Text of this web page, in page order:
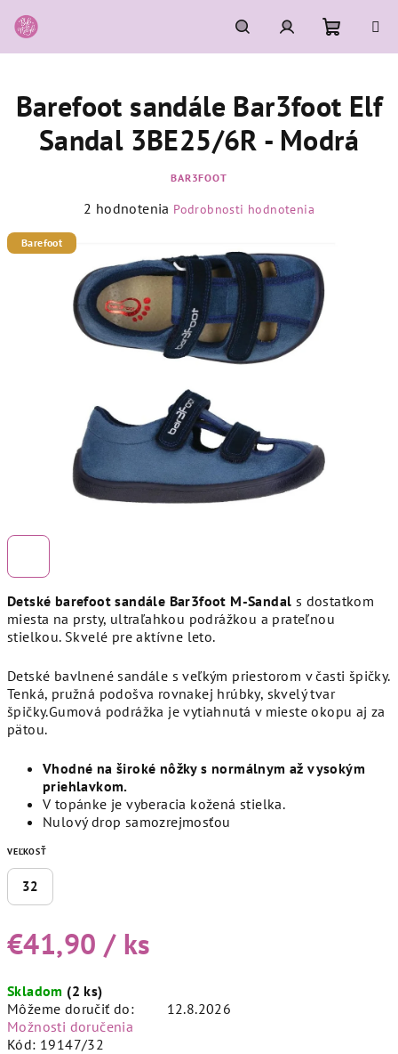
na
obsah
HľadaťPrihlásenie
košík
Detské barefoot sandále Bar3foot M-Sandal s dostatkom
miesta na prsty, ultraľahkou podrážkou a prateľnou
stielkou. Skvelé pre aktívne leto.
Detské bavlnené sandále s veľkým priestorom v časti špičky.
Tenká, pružná podošva rovnakej hrúbky, skvelý tvar
špičky.Gumová podrážka je vytiahnutá v mieste okopu aj za
pätou.
Vhodné na široké nôžky s normálnym až vysokým
priehlavkom.
V topánke je vyberacia kožená stielka.
Nulový drop samozrejmosťou
VEĽKOSŤ
32
€41,90 / ks
cena:
Skladom (2 ks)
Môžeme doručiť do:
12.8.2026
Možnosti doručenia
Kód: 19147/32
Barefoot sandále Bar3foot Elf
Sandal 3BE25/6R - Modrá
BAR3FOOT
Priemerné
5,0
z
5
hviezdičiek.
2 hodnotenia Podrobnosti hodnotenia
Barefoot